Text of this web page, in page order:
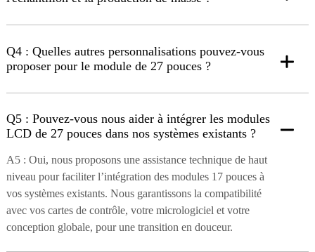
Q4 : Quelles autres personnalisations pouvez-vous
proposer pour le module de 27 pouces ?
Q5 : Pouvez-vous nous aider à intégrer les modules
LCD de 27 pouces dans nos systèmes existants ?
A5 : Oui, nous proposons une assistance technique de haut
niveau pour faciliter l’intégration des modules 17 pouces à
vos systèmes existants. Nous garantissons la compatibilité
avec vos cartes de contrôle, votre micrologiciel et votre
conception globale, pour une transition en douceur.